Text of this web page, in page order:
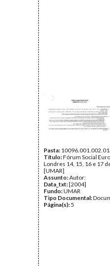
Pasta:
Título:Fórum Social
Londres 14, 15, 16 e 17
[UMAR]
Assunto:Autor:
Data_txt:[2004]
Fundo:UMAR
Tipo Documental:
Página(s):5